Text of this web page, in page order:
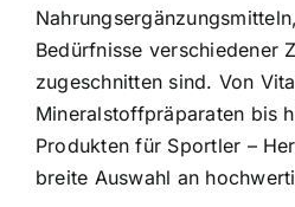
Bedürfnisse verschiedener
zugeschnitten sind. Von
Mineralstoffpräparaten bis
Produkten für Sportler –
breite Auswahl an